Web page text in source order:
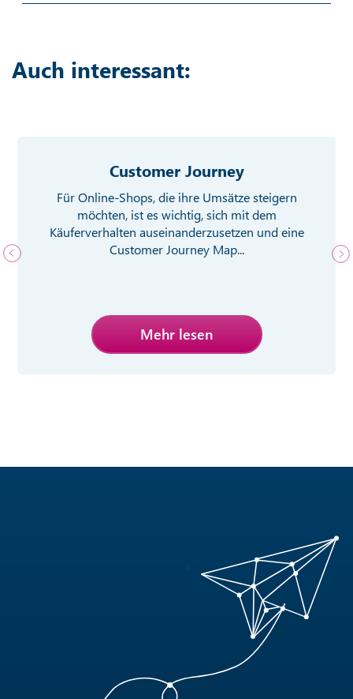
Auch interessant:
Customer Journey
Für Online-Shops, die ihre Umsätze steigern
möchten, ist es wichtig, sich mit dem
Käuferverhalten auseinanderzusetzen und eine
Customer Journey Map...
Mehr lesen